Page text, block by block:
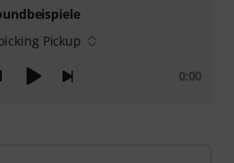
Pickup
0:00